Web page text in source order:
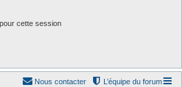
cette session
L’équipe du forum
Nous contacter